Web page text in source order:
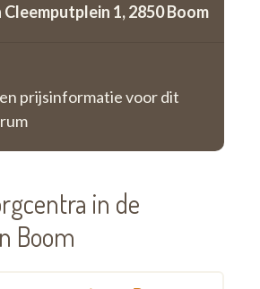
Cleemputplein 1,2850 Boom
prijsinformatie voor dit
in de
Boom